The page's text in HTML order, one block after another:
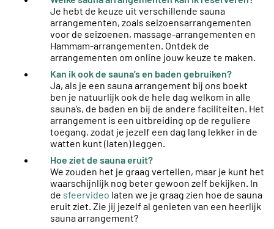
Je hebt de keuze uit verschillende sauna
arrangementen, zoals seizoensarrangementen
voor de seizoenen, massage-arrangementen en
Hammam-arrangementen. Ontdek de
arrangementen om online jouw keuze te maken.
Kan ik ook de sauna’s en baden gebruiken?
Ja, als je een sauna arrangement bij ons boekt
ben je natuurlijk ook de hele dag welkom in alle
sauna’s, de baden en bij de andere faciliteiten. Het
arrangement is een uitbreiding op de reguliere
toegang, zodat je jezelf een dag lang lekker in de
watten kunt (laten) leggen.
Hoe ziet de sauna eruit?
We zouden het je graag vertellen, maar je kunt het
waarschijnlijk nog beter gewoon zelf bekijken. In
de sfeervideo laten we je graag zien hoe de sauna
eruit ziet. Zie jij jezelf al genieten van een heerlijk
sauna arrangement?